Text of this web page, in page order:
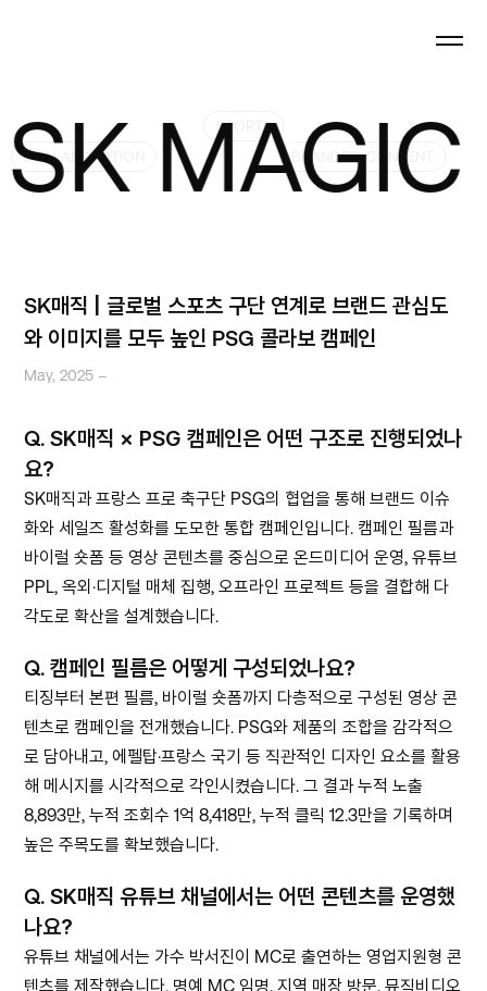
COLLABORATION BRANDED CONTENT
SPORTS
MAGIC
SK매직 | 글로벌 스포츠 구단 연계로 브랜드 관심도
와 이미지를 모두 높인 PSG 콜라보 캠페인
May, 2025 –
Q.SK매직 × PSG 캠페인은 어떤 구조로 진행되었나
요?
SK매직과 프랑스 프로 축구단 PSG의 협업을 통해 브랜드 이슈
화와 세일즈 활성화를 도모한 통합 캠페인입니다. 캠페인 필름과
바이럴 숏폼 등 영상 콘텐츠를 중심으로 온드미디어 운영, 유튜브
PPL, 옥외·디지털 매체 집행, 오프라인 프로젝트 등을 결합해 다
각도로 확산을 설계했습니다.
Q.캠페인 필름은 어떻게 구성되었나요?
티징부터 본편 필름, 바이럴 숏폼까지 다층적으로 구성된 영상 콘
텐츠로 캠페인을 전개했습니다. PSG와 제품의 조합을 감각적으
로 담아내고, 에펠탑·프랑스 국기 등 직관적인 디자인 요소를 활용
해 메시지를 시각적으로 각인시켰습니다. 그 결과 누적 노출
8,893만, 누적 조회수 1억 8,418만, 누적 클릭 12.3만을 기록하며
높은 주목도를 확보했습니다.
Q.SK매직 유튜브 채널에서는 어떤 콘텐츠를 운영했
나요?
유튜브 채널에서는 가수 박서진이 MC로 출연하는 영업지원형 콘
텐츠를 제작했습니다. 명예 MC 임명, 지역 매장 방문, 뮤직비디오